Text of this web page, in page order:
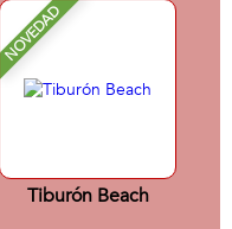
NOVEDAD
Tiburón Beach